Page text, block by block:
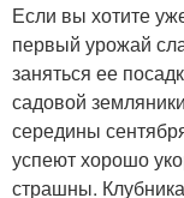
Если вы хотите
первый урожай
заняться ее
садовой
середины
успеют хорошо
страшны.